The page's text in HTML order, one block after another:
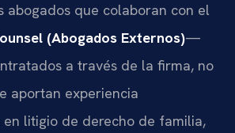
abogados que colaboran con el
(Abogados Externos)—
a través de la firma, no
aportan experiencia
litigio de derecho de familia,